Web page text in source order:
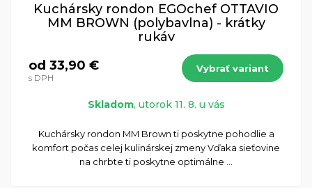
Kuchársky rondon EGOchef OTTAVIO
MM BROWN (polybavlna) - krátky
rukáv
od 33,90 €
s DPH
Vybrať variant
Skladom, utorok 11. 8. u vás
​Kuchársky rondon MM Brown ti poskytne pohodlie a
komfort počas celej kulinárskej zmeny Vďaka sieťovine
na chrbte ti poskytne optimálne ...